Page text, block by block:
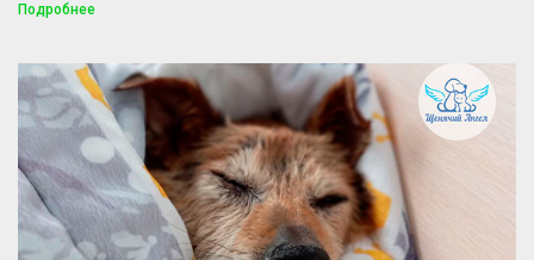
Подробнее